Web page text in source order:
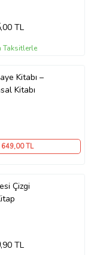
,00 TL
Taksitlerle
Kitabı –
Kitabı
649,00 TL
Çizgi
,90 TL